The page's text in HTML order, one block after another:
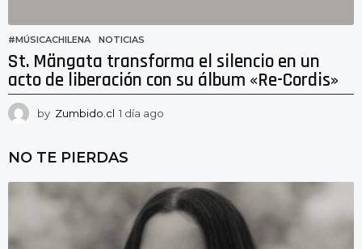
#MÚSICACHILENA ,NOTICIAS
St. Mängata transforma el silencio en un
acto de liberación con su álbum «Re-Cordis»
by Zumbido.cl 1 día ago
g
NO TE PIERDAS